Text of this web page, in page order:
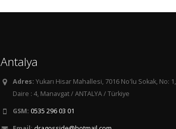
Antalya
Adres: Yukarı Hisar Mahallesi, 7016 No'lu Sokak, No: 1,
Daire : 4, Manavgat / ANTALYA / Türkiye
GSM: 0535 296 03 01